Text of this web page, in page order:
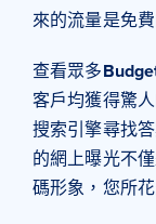
來的流量是免費
查看眾多
客戶均獲得驚
搜索引擎尋找
的網上曝光不
碼形象，您所